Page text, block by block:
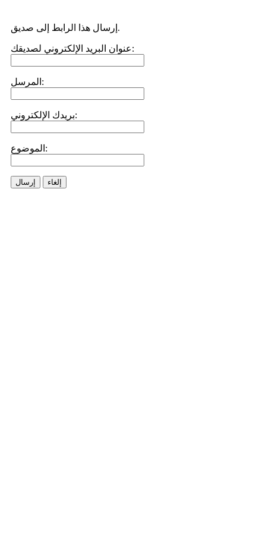
إرسال هذا الرابط إلى صديق.
عنوان البريد الإلكتروني لصديقك:
المرسل:
بريدك الإلكتروني:
الموضوع:
إرسال إلغاء